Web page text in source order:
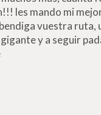
les mando mi
vuestra ruta,
y a seguir